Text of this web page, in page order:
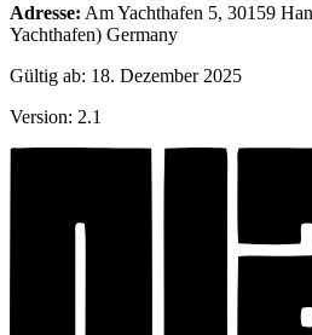
Adresse: Am Yachthafen 5, 30159
Yachthafen) Germany
Gültig ab: 18. Dezember 2025
Version: 2.1